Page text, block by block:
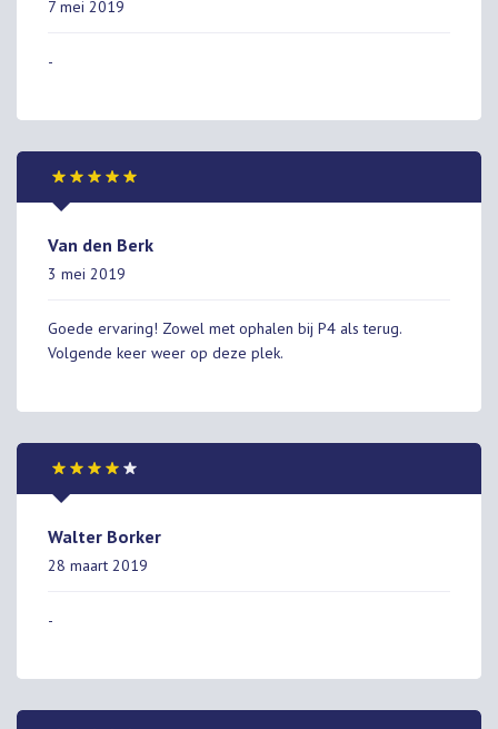
7 mei 2019
-
Van den Berk
3 mei 2019
Goede ervaring! Zowel met ophalen bij P4 als terug.
Volgende keer weer op deze plek.
Walter Borker
28 maart 2019
-